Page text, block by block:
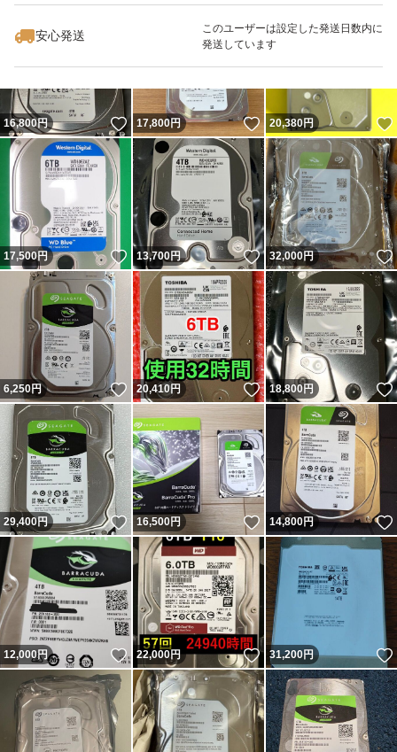
安心発送
このユーザーは設定した発送日数内に
発送しています
16,800円 いいね！
17,800円 いいね！
20,380円
17,500円 いいね！
13,700円 いいね！
32,000円
6,250円 いいね！
20,410円 いいね！
18,800円
29,400円 いいね！
16,500円 いいね！
14,800円
12,000円 いいね！
22,000円 いいね！
31,200円